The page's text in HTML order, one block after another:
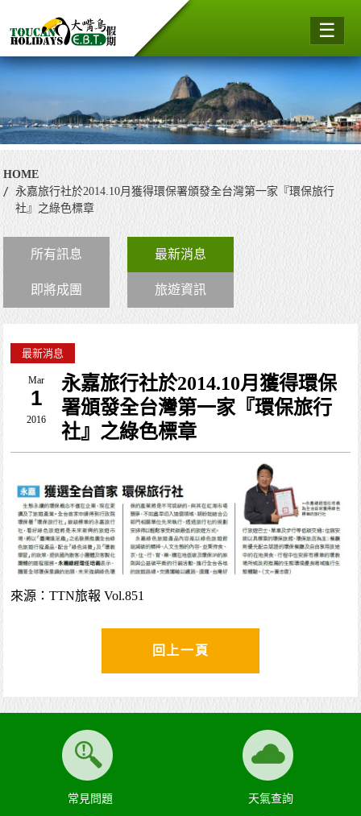
☰
HOME
永嘉旅行社於2014.10月獲得環保署頒發全台灣第一家『環保旅行
社』之綠色標章
所有訊息 最新消息
即將成團 旅遊資訊
最新消息
Mar
1
2016
永嘉旅行社於2014.10月獲得環保
署頒發全台灣第一家『環保旅行
社』之綠色標章
來源：TTN旅報 Vol.851
回上一頁
常見問題 天氣查詢